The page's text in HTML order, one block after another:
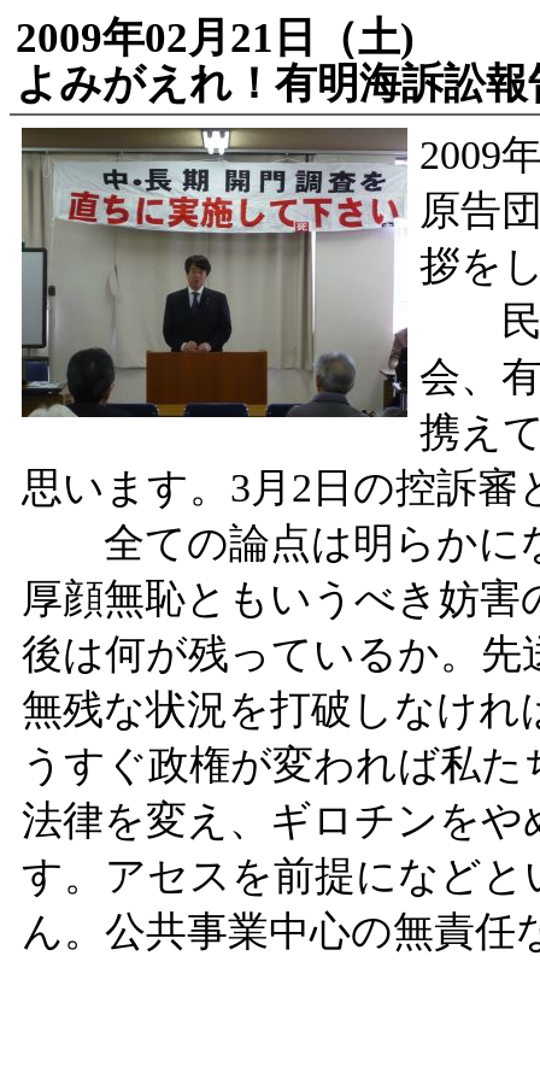
2009年02月21日（土)
よみがえれ！有明海訴訟報
2009
原告
拶を
民
会、
携え
思います。3月2日の控訴
全ての論点は明らかに
厚顔無恥ともいうべき妨
後は何が残っているか。
無残な状況を打破しなけ
うすぐ政権が変われば私
法律を変え、ギロチンを
す。アセスを前提になど
ん。公共事業中心の無責